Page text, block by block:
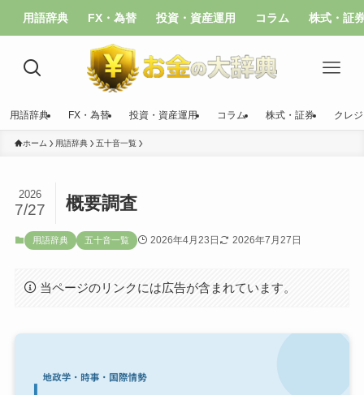
用語辞典 FX・為替 投資・資産運用 コラム 株式・証
用語辞典 FX・為替 投資・資産運用 コラム 株式・証券 クレ
ホーム 用語辞典 五十音一覧
概要調査
2026
7/27
用語辞典 五十音一覧 2026年4月23日 2026年7月27日
当ページのリンクには広告が含まれています。